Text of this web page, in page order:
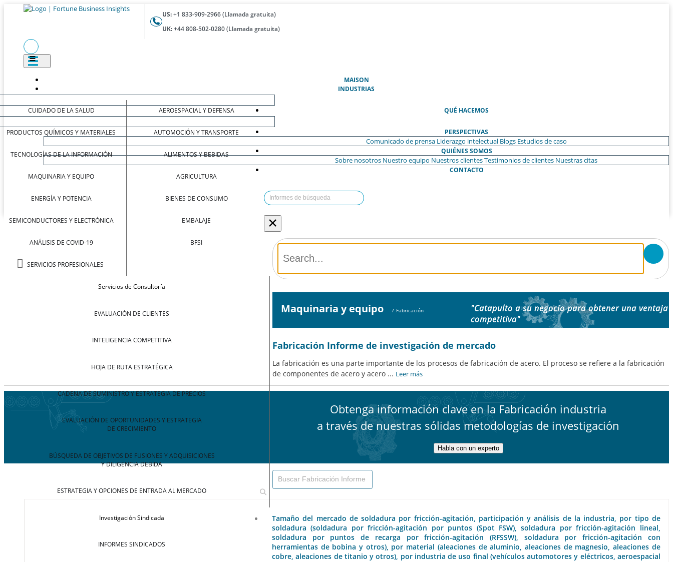
US:+1 833-909-2966 (Llamada gratuita)
UK:+44 808-502-0280 (Llamada gratuita)
MAISON(ACTUAL)
INDUSTRIAS
CUIDADO DE LA SALUD
PRODUCTOS QUÍMICOS Y MATERIALES
TECNOLOGÍAS DE LA INFORMACIÓN
MAQUINARIA Y EQUIPO
ENERGÍA Y POTENCIA
SEMICONDUCTORES Y ELECTRÓNICA
ANÁLISIS DE COVID-19
SERVICIOS PROFESIONALES
AEROESPACIAL Y DEFENSA
AUTOMOCIÓN Y TRANSPORTE
ALIMENTOS Y BEBIDAS
AGRICULTURA
BIENES DE CONSUMO
EMBALAJE
BFSI
QUÉ HACEMOS
Servicios de Consultoría
EVALUACIÓN DE CLIENTES
INTELIGENCIA COMPETITIVA
HOJA DE RUTA ESTRATÉGICA
CADENA DE SUMINISTRO Y ESTRATEGIA DE PRECIOS
EVALUACIÓN DE OPORTUNIDADES Y ESTRATEGIA
DE CRECIMIENTO
BÚSQUEDA DE OBJETIVOS DE FUSIONES Y ADQUISICIONES
Y DILIGENCIA DEBIDA
ESTRATEGIA Y OPCIONES DE ENTRADA AL MERCADO
Investigación Sindicada
INFORMES SINDICADOS
PERSPECTIVAS
Comunicado de prensa Liderazgo intelectual Blogs Estudios de caso
QUIÉNES SOMOS
Sobre nosotros Nuestro equipo Nuestros clientesTestimonios de clientes Nuestras citas
CONTACTO
×
Maquinaria y equipo / Fabricación
"Catapulto a su negocio para obtener una ventaja
competitiva"
Fabricación Informe de investigación de mercado
La fabricación es una parte importante de los procesos de fabricación de acero. El proceso se refiere a la fabricación
de componentes de acero y acero ... Leer más
Obtenga información clave en la Fabricación industria
a través de nuestras sólidas metodologías de investigación
Habla con un experto
Tamaño del mercado de soldadura por fricción-agitación, participación y análisis de la industria, por tipo de
soldadura (soldadura por fricción-agitación por puntos (Spot FSW), soldadura por fricción-agitación lineal,
soldadura por puntos de recarga por fricción-agitación (RFSSW), soldadura por fricción-agitación con
herramientas de bobina y otros), por material (aleaciones de aluminio, aleaciones de magnesio, aleaciones de
cobre, aleaciones de titanio y otros), por industria de uso final (vehículos automotores y eléctricos, aeroespacial